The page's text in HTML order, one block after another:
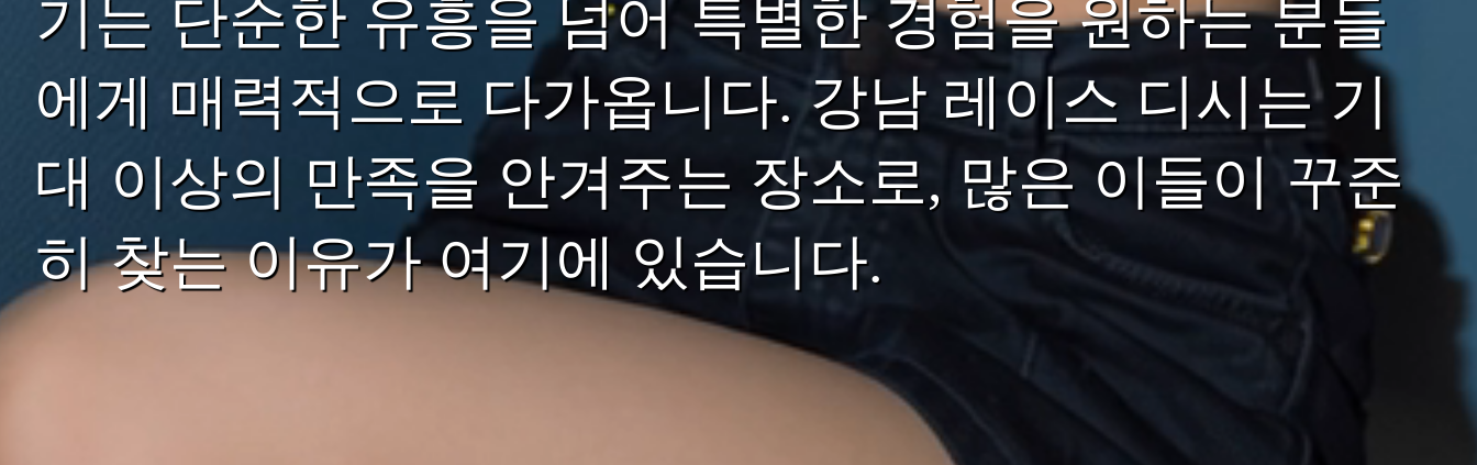
기는 단순한 유흥을 넘어 특별한 경험을 원하는 분들
에게 매력적으로 다가옵니다. 강남 레이스 디시는 기
대 이상의 만족을 안겨주는 장소로, 많은 이들이 꾸준
히 찾는 이유가 여기에 있습니다.